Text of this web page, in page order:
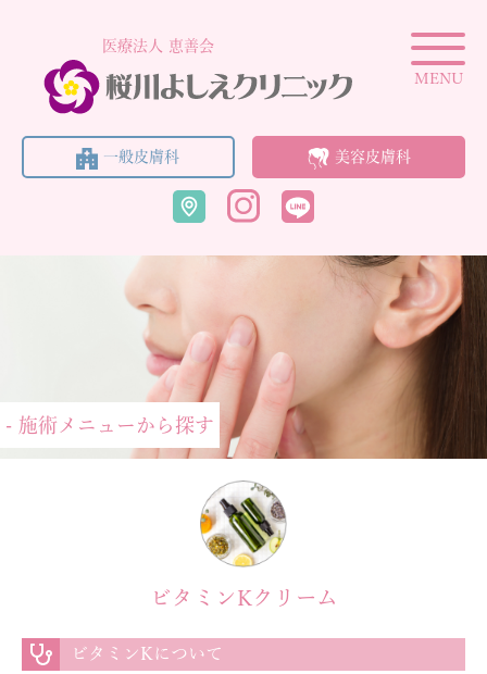
医療法人 恵善会
一般皮膚科 美容皮膚科
MENU
- 施術メニューから探す
ビタミンKクリーム
ビタミンKについて